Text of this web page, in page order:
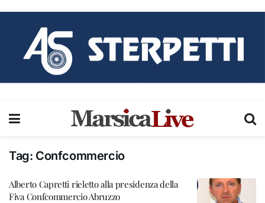
Tag: Confcommercio
Alberto Capretti rieletto alla presidenza della
Fiva Confcommercio Abruzzo